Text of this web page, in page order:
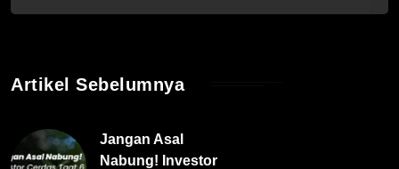
Artikel Sebelumnya
Jangan Asal
Nabung! Investor